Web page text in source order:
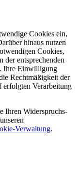
Cookies ein,
hinaus nutzen
Cookies,
der entsprechenden
Ihre Einwilligung
Rechtmäßigkeit der
Verarbeitung
Ihren Widerspruchs-
Verwaltung​.